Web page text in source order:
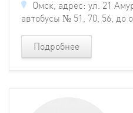
Омск, адрес: ул. 21
автобусы № 51, 70, 56, до
Подробнее